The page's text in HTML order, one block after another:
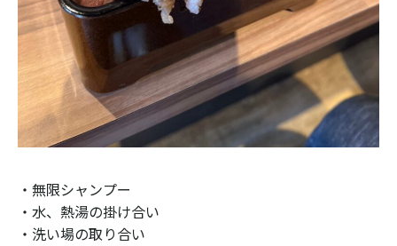
・無限シャンプー
・水、熱湯の掛け合い
・洗い場の取り合い